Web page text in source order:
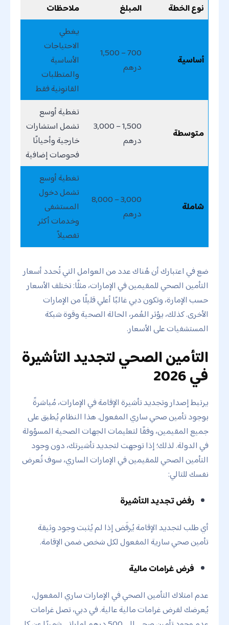
نوع الخطة المبلغ ملاحظات
أساسية
700 – 1,500
درهم
يغطي
الاحتياجات
الأساسية
والمتطلبات
القانونية فقط
متوسطة
1,500 – 3,000
درهم
تغطية أوسع
تشمل استشارات
خارجية وأحيانًا
فحوصات إضافية
شاملة
3,000 – 8,000
درهم
تغطية أوسع
تشمل دخول
المستشفى
وخدمات أكثر
تفصيلاً
ضع في اعتبارك أن هُناك عدد من العوامل التي تُحدد أسعار
التأمين الصحي للمقيمين في الإمارات، مثلًا: تختلف الأسعار
حسب الإمارة، وتكون دبي غالبًا أعلي قليلًا من الإمارات
الأخرى. كذلك، يؤثر العُمر، الحالة الصحية وقوة شبكة
المستشفيات على الأسعار.
التأمين الصحي لتجديد التأشيرة
في 2026
يرتبط إصدار وتجديد تأشيرة الإقامة في الإمارات، مُباشرةً
بوجود تأمين صحي ساري المفعول. هذا النظام يُطبق على
جميع المقيمين، وفقًا لتعليمات الجهات الصحية المسؤولة
في الدولة. لذلك؛ إذا توجهت لتجديد تأشيرتك، دون وجود
التأمين الصحي للمقيمين في الإمارات الساري، سوف تُعرض
نفسك للتالي:
رفض تجديد التأشيرة
أي طلب لتجديد الإقامة يُرفَض إذا لم يُثبت وجود وثيقة
تأمين صحي سارية المفعول لكل شخص ضمن الإقامة.
فرض غرامات مالية
عدم امتلاك التأمين الصحي في الإمارات ساري المفعول،
يُعرضك لفرض غرامات مالية عالية. في دبي، تصل غرامات